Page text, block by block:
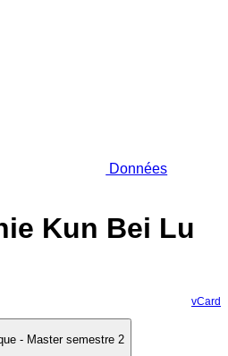
Données
Kun Bei Lu
vCard
- Master semestre 2